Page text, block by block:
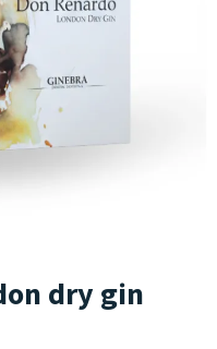
dry gin